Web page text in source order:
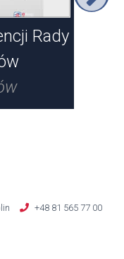
Rady
+48 81 565 77 00